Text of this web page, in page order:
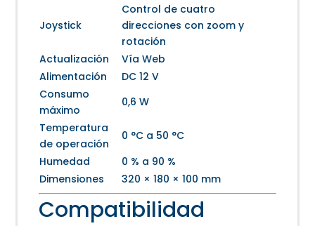
Joystick
Control de cuatro
direcciones con zoom y
rotación
Actualización
Vía Web
Alimentación
DC 12 V
Consumo
máximo
0,6 W
Temperatura
de operación
0 °C a 50 °C
Humedad
0 % a 90 %
Dimensiones
320 × 180 × 100 mm
Compatibilidad